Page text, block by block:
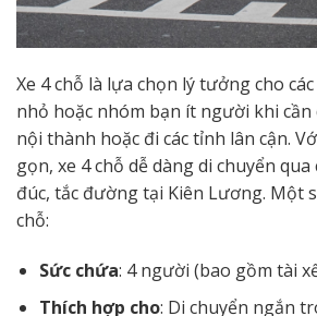
Xe 4 chỗ là lựa chọn lý tưởng cho
nhỏ hoặc nhóm bạn ít người khi
nội thành hoặc đi các tỉnh lân cận.
gọn, xe 4 chỗ dễ dàng di chuyển
đúc, tắc đường tại Kiên Lương. Một
chỗ:
Sức chứa: 4 người (bao gồm tài
Thích hợp cho: Di chuyển ngắn